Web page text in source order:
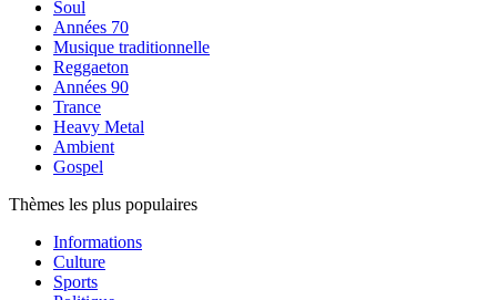
Soul
Années 70
Musique traditionnelle
Reggaeton
Années 90
Trance
Heavy Metal
Ambient
Gospel
Thèmes les plus populaires
Informations
Culture
Sports